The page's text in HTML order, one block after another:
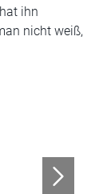
ihn
nicht weiß,